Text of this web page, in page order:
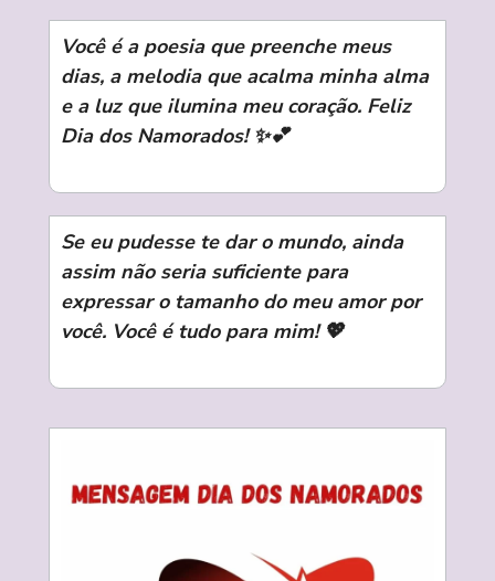
Você é a poesia que preenche meus
dias, a melodia que acalma minha alma
e a luz que ilumina meu coração. Feliz
Dia dos Namorados! ✨💕
Se eu pudesse te dar o mundo, ainda
assim não seria suficiente para
expressar o tamanho do meu amor por
você. Você é tudo para mim! 💖